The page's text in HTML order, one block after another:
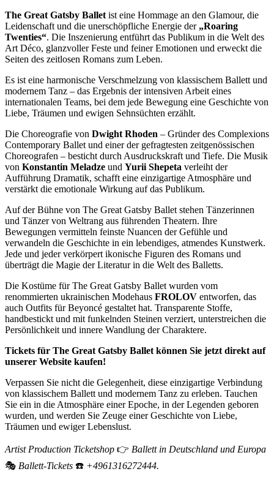
The Great Gatsby Ballet ist eine Hommage an den Glamour, die
Leidenschaft und die unerschöpfliche Energie der „Roaring
Twenties“. Die Inszenierung entführt das Publikum in die Welt des
Art Déco, glanzvoller Feste und feiner Emotionen und erweckt die
Seiten des zeitlosen Romans zum Leben.
Es ist eine harmonische Verschmelzung von klassischem Ballett und
modernem Tanz – das Ergebnis der intensiven Arbeit eines
internationalen Teams, bei dem jede Bewegung eine Geschichte von
Liebe, Träumen und ewigen Sehnsüchten erzählt.
Die Choreografie von Dwight Rhoden – Gründer des Complexions
Contemporary Ballet und einer der gefragtesten zeitgenössischen
Choreografen – besticht durch Ausdruckskraft und Tiefe. Die Musik
von Konstantin Meladze und Yurii Shepeta verleiht der
Aufführung Dramatik, schafft eine einzigartige Atmosphäre und
verstärkt die emotionale Wirkung auf das Publikum.
Auf der Bühne von The Great Gatsby Ballet stehen Tänzerinnen
und Tänzer von Weltrang aus führenden Theatern. Ihre
Bewegungen vermitteln feinste Nuancen der Gefühle und
verwandeln die Geschichte in ein lebendiges, atmendes Kunstwerk.
Jede und jeder verkörpert ikonische Figuren des Romans und
überträgt die Magie der Literatur in die Welt des Balletts.
Die Kostüme für The Great Gatsby Ballet wurden vom
renommierten ukrainischen Modehaus FROLOV entworfen, das
auch Outfits für Beyoncé gestaltet hat. Transparente Stoffe,
handbestickt und mit funkelnden Steinen verziert, unterstreichen die
Persönlichkeit und innere Wandlung der Charaktere.
Tickets für The Great Gatsby Ballet können Sie jetzt direkt auf
unserer Website kaufen!
Verpassen Sie nicht die Gelegenheit, diese einzigartige Verbindung
von klassischem Ballett und modernem Tanz zu erleben. Tauchen
Sie ein in die Atmosphäre einer Epoche, in der Legenden geboren
wurden, und werden Sie Zeuge einer Geschichte von Liebe,
Träumen und ewiger Lebenslust.
Artist Production Ticketshop 👉 Ballett in Deutschland und Europa
🎭 Ballett-Tickets ☎️ +4961316272444.